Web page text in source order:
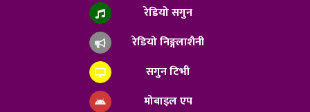
रेडियो सगुन
रेडियो निङ्गलाशैनी
सगुन टिभी
मोबाइल एप